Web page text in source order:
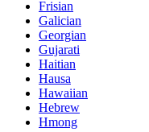
Frisian
Galician
Georgian
Gujarati
Haitian
Hausa
Hawaiian
Hebrew
Hmong